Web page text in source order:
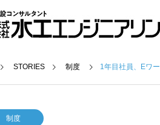
STORIES 制度 1年目社員、Eワ
制度